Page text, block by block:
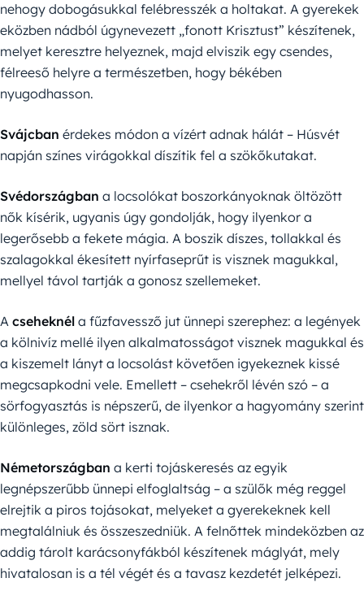
nehogy dobogásukkal felébresszék a holtakat. A gyerekek
eközben nádból úgynevezett „fonott Krisztust” készítenek,
melyet keresztre helyeznek, majd elviszik egy csendes,
félreeső helyre a természetben, hogy békében
nyugodhasson.
Svájcban érdekes módon a vízért adnak hálát – Húsvét
napján színes virágokkal díszítik fel a szökőkutakat.
Svédországban a locsolókat boszorkányoknak öltözött
nők kísérik, ugyanis úgy gondolják, hogy ilyenkor a
legerősebb a fekete mágia. A boszik díszes, tollakkal és
szalagokkal ékesített nyírfaseprűt is visznek magukkal,
mellyel távol tartják a gonosz szellemeket.
A cseheknél a fűzfavessző jut ünnepi szerephez: a legények
a kölnivíz mellé ilyen alkalmatosságot visznek magukkal és
a kiszemelt lányt a locsolást követően igyekeznek kissé
megcsapkodni vele. Emellett – csehekről lévén szó – a
sörfogyasztás is népszerű, de ilyenkor a hagyomány szerint
különleges, zöld sört isznak.
Németországban a kerti tojáskeresés az egyik
legnépszerűbb ünnepi elfoglaltság – a szülők még reggel
elrejtik a piros tojásokat, melyeket a gyerekeknek kell
megtalálniuk és összeszedniük. A felnőttek mindeközben az
addig tárolt karácsonyfákból készítenek máglyát, mely
hivatalosan is a tél végét és a tavasz kezdetét jelképezi.